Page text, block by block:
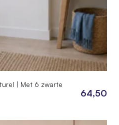
| Met 6 zwarte
64,50